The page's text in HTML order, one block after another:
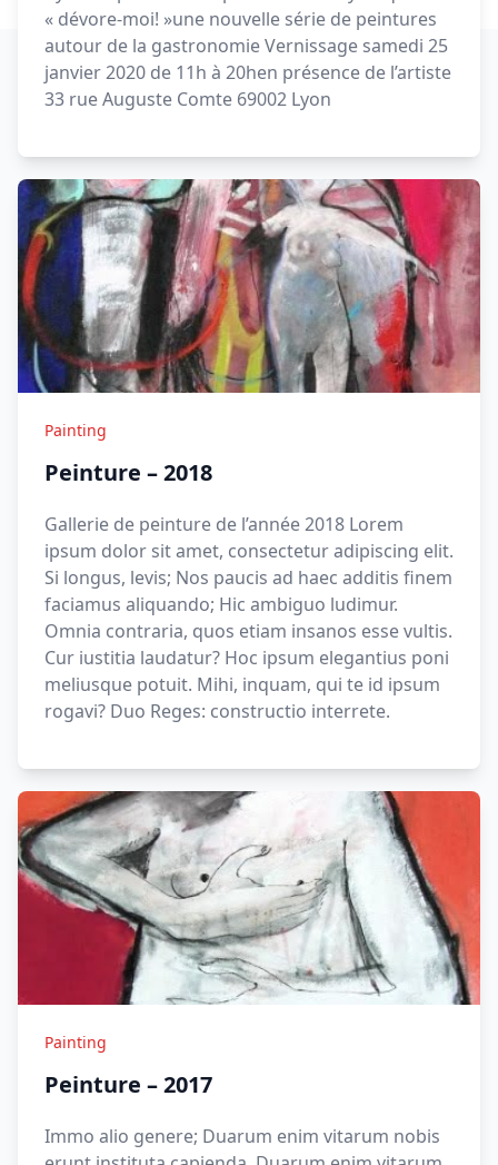
« dévore-moi! »une nouvelle série de peintures
autour de la gastronomie Vernissage samedi 25
janvier 2020 de 11h à 20hen présence de l’artiste
33 rue Auguste Comte 69002 Lyon
Painting
Peinture – 2018
Gallerie de peinture de l’année 2018 Lorem
ipsum dolor sit amet, consectetur adipiscing elit.
Si longus, levis; Nos paucis ad haec additis finem
faciamus aliquando; Hic ambiguo ludimur.
Omnia contraria, quos etiam insanos esse vultis.
Cur iustitia laudatur? Hoc ipsum elegantius poni
meliusque potuit. Mihi, inquam, qui te id ipsum
rogavi? Duo Reges: constructio interrete.
Painting
Peinture – 2017
Immo alio genere; Duarum enim vitarum nobis